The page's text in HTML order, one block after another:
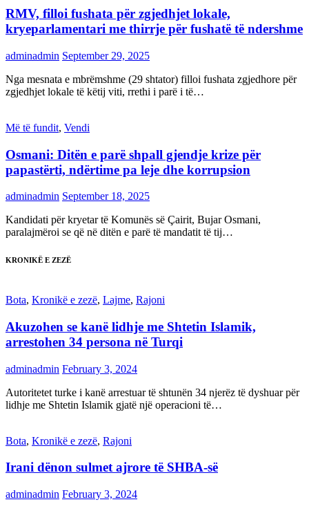
RMV, filloi fushata për zgjedhjet lokale,
kryeparlamentari me thirrje për fushatë të ndershme
adminadmin September 29, 2025
Nga mesnata e mbrëmshme (29 shtator) filloi fushata zgjedhore për
zgjedhjet lokale të këtij viti, rrethi i parë i të…
Më të fundit, Vendi
Osmani: Ditën e parë shpall gjendje krize për
papastërti, ndërtime pa leje dhe korrupsion
adminadmin September 18, 2025
Kandidati për kryetar të Komunës së Çairit, Bujar Osmani,
paralajmëroi se që në ditën e parë të mandatit të tij…
KRONIKË E ZEZË
Bota, Kronikë e zezë, Lajme, Rajoni
Akuzohen se kanë lidhje me Shtetin Islamik,
arrestohen 34 persona në Turqi
adminadmin February 3, 2024
Autoritetet turke i kanë arrestuar të shtunën 34 njerëz të dyshuar për
lidhje me Shtetin Islamik gjatë një operacioni të…
Bota, Kronikë e zezë, Rajoni
Irani dënon sulmet ajrore të SHBA-së
adminadmin February 3, 2024